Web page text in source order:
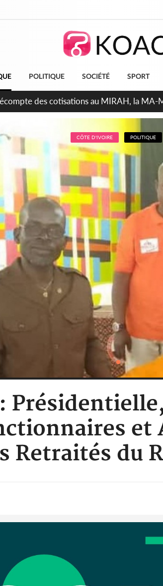
POLITIQUE SOCIÉTÉ SPORT
2026, Thiam plaide pour un
CÔTE D'IVOIRE POLITIQUE
Retraités du